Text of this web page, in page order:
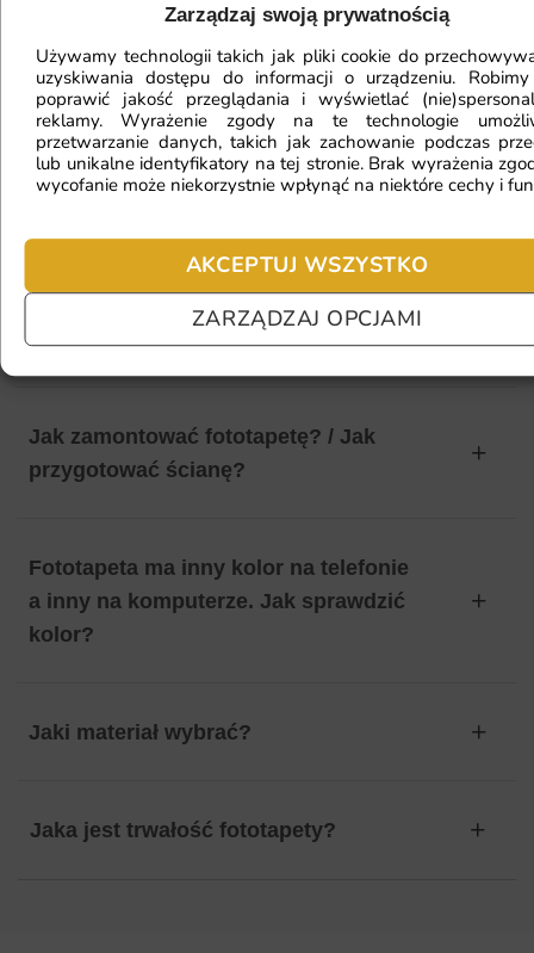
Zarządzaj swoją prywatnością
Używamy technologii takich jak pliki cookie do
uzyskiwania dostępu do informacji o urządzeniu.
poprawić jakość przeglądania i wyświetlać
reklamy. Wyrażenie zgody na te technologie
przetwarzanie danych, takich jak zachowanie podczas
lub unikalne identyfikatory na tej stronie. Brak wyrażenia
wycofanie może niekorzystnie wpłynąć na niektóre cechy i
AKCEPTUJ WSZYSTKO
ZARZĄDZAJ OPCJAMI
czy da się na niej położyć
fototapetę?
zamówienia?
Czy mogę zwrócić fototapetę?
Jak zamontować fototapetę? / Jak
przygotować ścianę?
Fototapeta ma inny kolor na telefonie
a inny na komputerze. Jak sprawdzić
kolor?
Jaki materiał wybrać?
Jaka jest trwałość fototapety?